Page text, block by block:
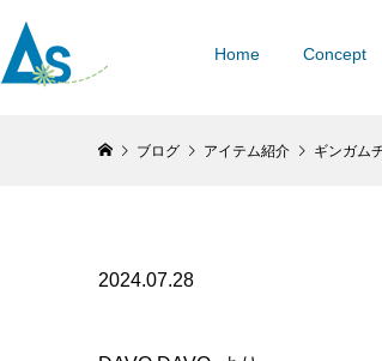
Home Concept
ブログ アイテム紹介 ギンガム
2024.07.28